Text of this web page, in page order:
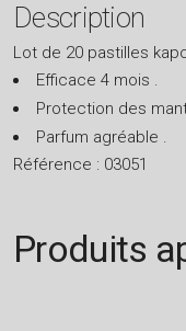
Description
Lot de 20 pastilles
Efficace 4 mois .
Protection des
Parfum agréable .
Référence : 03051
Produits